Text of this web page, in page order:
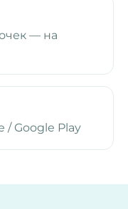
— на
/ Google Play